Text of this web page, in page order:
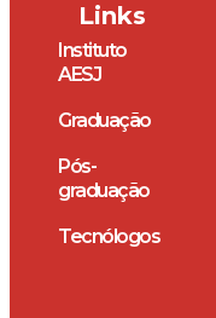
Links
Instituto
AESJ
Graduação
Pós-
graduação
Tecnólogos